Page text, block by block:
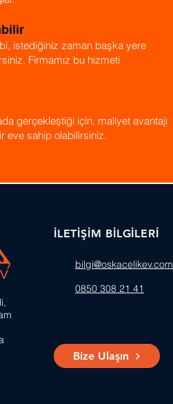
istediğiniz zaman başka yere
Firmamız bu hizmeti
gerçekleştiği için, maliyet avantajı
eve sahip olabilirsiniz.
İLETİŞİM BİLGİLERİ
bilgi@oskacelikev.com
0850 308 21 41
Bize Ulaşın